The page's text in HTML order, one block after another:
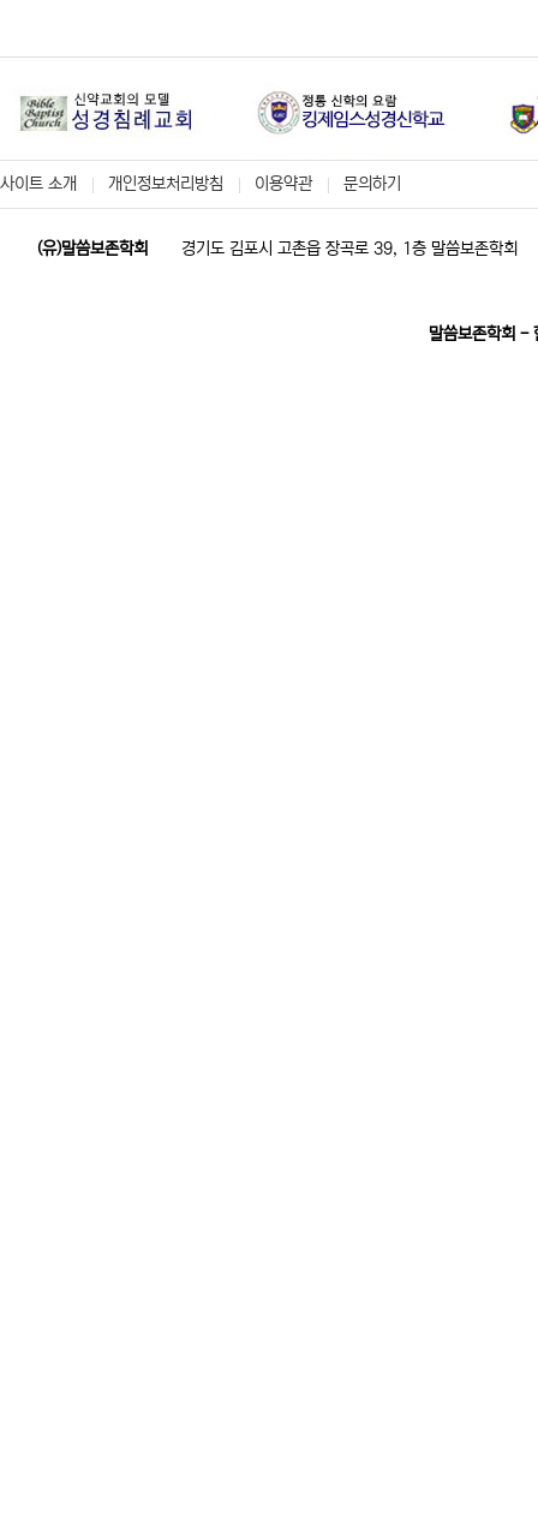
사이트 소개 개인정보처리방침 이용약관 문의하기
(유)말씀보존학회 경기도 김포시 고촌읍 장곡로 39, 1층 말씀보존학회
말씀보존학회 -